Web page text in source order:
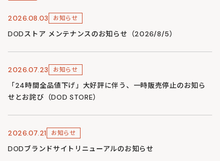
2026.08.03 お知らせ
DODストア メンテナンスのお知らせ（2026/8/5）
2026.07.23 お知らせ
「24時間全品値下げ」大好評に伴う、一時販売停止のお知ら
せとお詫び（DOD STORE）
2026.07.21 お知らせ
DODブランドサイトリニューアルのお知らせ